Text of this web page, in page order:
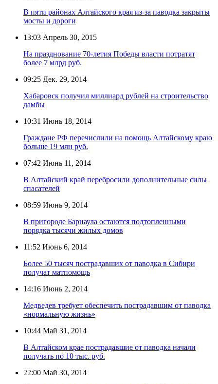
В пяти районах Алтайского края из-за паводка закрыты
мосты и дороги
13:03 Апрель 30, 2015
На празднование 70-летия Победы власти потратят
более 7 млрд руб.
09:25 Дек. 29, 2014
Хабаровск получил миллиард рублей на строительство
дамбы
10:31 Июнь 18, 2014
Граждане РФ перечислили на помощь Алтайскому краю
больше 19 млн руб.
07:42 Июнь 11, 2014
В Алтайский край перебросили дополнительные силы
спасателей
08:59 Июнь 9, 2014
В пригороде Барнаула остаются подтопленными
порядка тысячи жилых домов
11:52 Июнь 6, 2014
Более 50 тысяч пострадавших от паводка в Сибири
получат матпомощь
14:16 Июнь 2, 2014
Медведев требует обеспечить пострадавшим от паводка
«нормальную жизнь»
10:44 Май 31, 2014
В Алтайском крае пострадавшие от паводка начали
получать по 10 тыс. руб.
22:00 Май 30, 2014